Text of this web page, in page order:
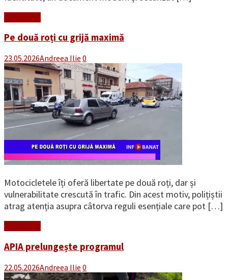
Pe două roți cu grijă maximă
23.05.2026Andreea Ilie 0
Motocicletele îți oferă libertate pe două roți, dar și
vulnerabilitate crescută în trafic. Din acest motiv, polițiștii
atrag atenția asupra câtorva reguli esențiale care pot […]
APIA prelungește programul
22.05.2026Andreea Ilie 0